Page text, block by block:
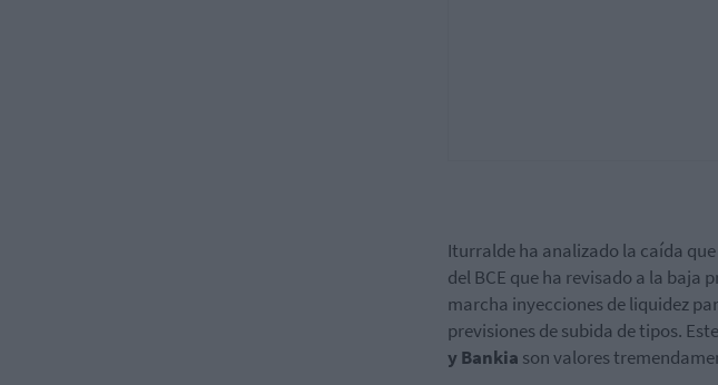
Iturralde ha analizado la caída
del BCE que ha revisado a la baja
marcha inyecciones de liquidez
previsiones de subida de tipos.
y Bankia son valores